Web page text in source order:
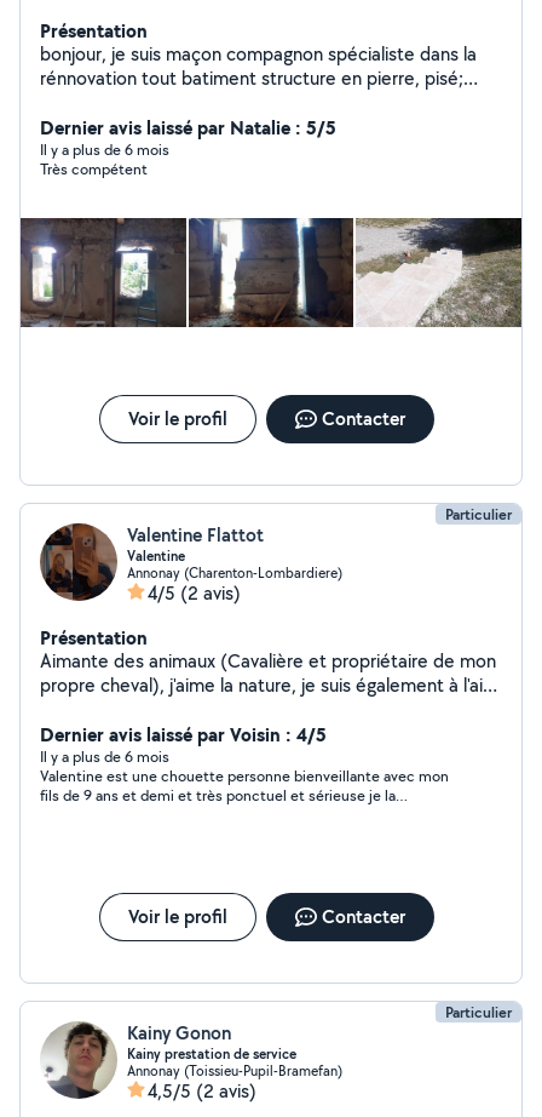
Présentation
bonjour, je suis maçon compagnon spécialiste dans la
rénnovation tout batiment structure en pierre, pisé;
enduit stuc beton ciré sur tous support même carrelage
cuisine salle de bain
Dernier avis laissé par Natalie : 5/5
Il y a plus de 6 mois
Très compétent
Voir le profil Contacter
Particulier
Valentine Flattot
Valentine
Annonay (Charenton-Lombardiere)
4/5 (2 avis)
Présentation
Aimante des animaux (Cavalière et propriétaire de mon
propre cheval), j'aime la nature, je suis également à l'aise
25 ans et je suis véhiculé
Dernier avis laissé par Voisin : 4/5
Il y a plus de 6 mois
Valentine est une chouette personne bienveillante avec mon
fils de 9 ans et demi et très ponctuel et sérieuse je la
Voir le profil Contacter
Particulier
Kainy Gonon
Kainy prestation de service
Annonay (Toissieu-Pupil-Bramefan)
4,5/5 (2 avis)